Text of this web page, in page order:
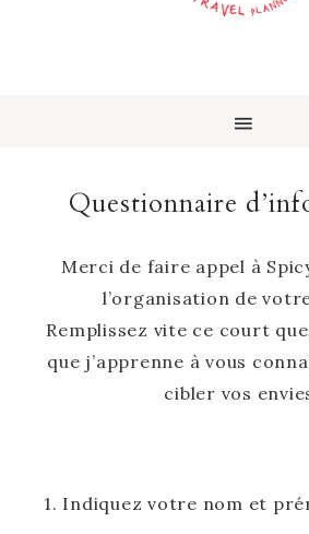
Questionnaire
Merci de faire appel à
l’organisation de
Remplissez vite ce court
que j’apprenne à vous
cibler vos
1. Indiquez votre nom et